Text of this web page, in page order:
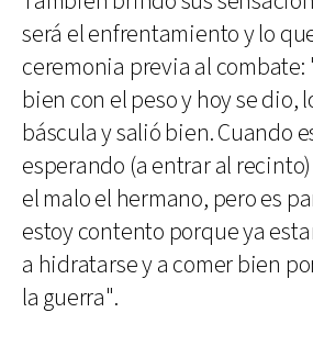
será el enfrentamiento y lo
ceremonia previa al combate:
bien con el peso y hoy se dio,
báscula y salió bien. Cuando
esperando (a entrar al
el malo el hermano, pero es
estoy contento porque ya
a hidratarse y a comer bien
la guerra".